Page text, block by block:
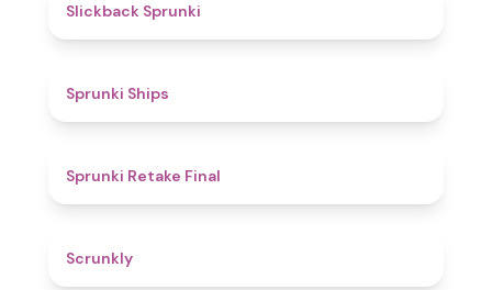
Slickback Sprunki
Sprunki Ships
Sprunki Retake Final
Scrunkly